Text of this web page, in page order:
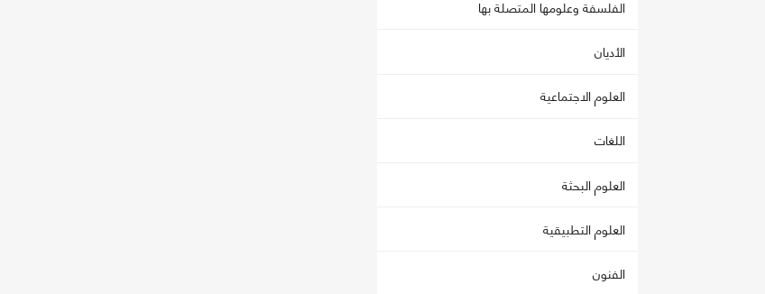
الفلسفة وعلومها المتصلة بها
الأديان
العلوم الاجتماعية
اللغات
العلوم البحثة
العلوم التطبيقية
الفنون